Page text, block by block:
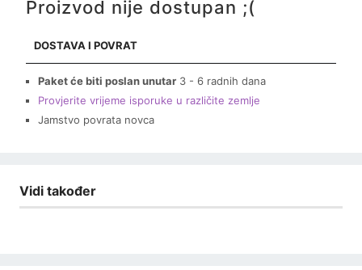
Proizvod nije dostupan ;(
DOSTAVA I POVRAT
Paket će biti poslan unutar 3 - 6 radnih dana
Provjerite vrijeme isporuke u različite zemlje
Jamstvo povrata novca
Vidi također